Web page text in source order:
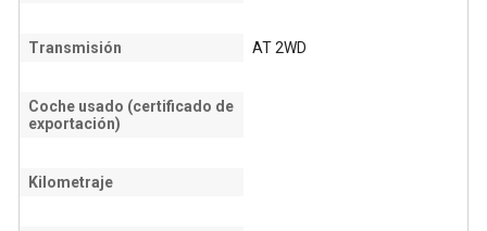
Transmisión AT 2WD
Coche usado (certificado de
exportación)
Kilometraje